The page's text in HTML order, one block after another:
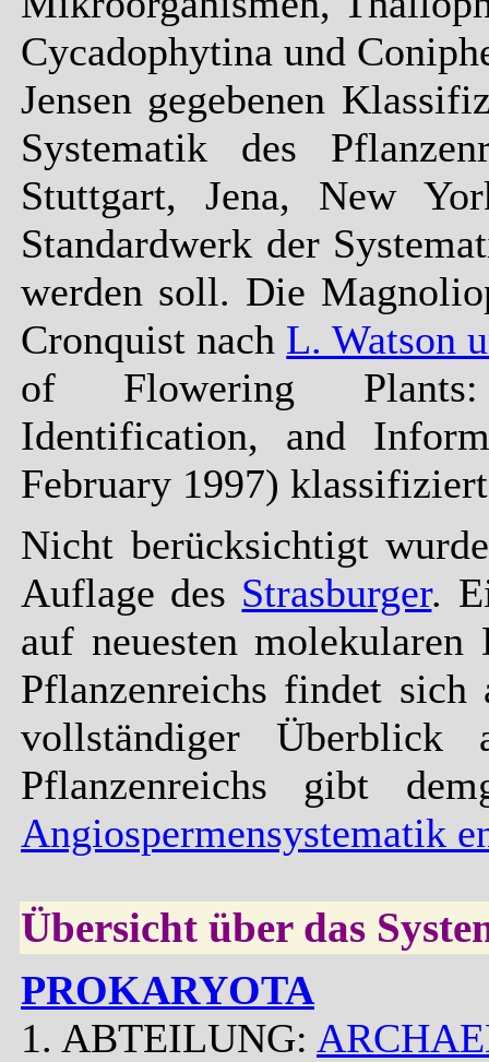
Cycadophytina und
Jensen gegebenen
Systematik des
Stuttgart, Jena, New
Standardwerk der
werden soll. Die
Cronquist nach L. Watson
of Flowering Plants:
Identification, and
February 1997)
Nicht berücksichtigt
Auflage des Strasburger.
auf neuesten molekularen
Pflanzenreichs findet
vollständiger
Pflanzenreichs gibt
Angiospermensystematik
Übersicht über das
PROKARYOTA
1. ABTEILUNG: